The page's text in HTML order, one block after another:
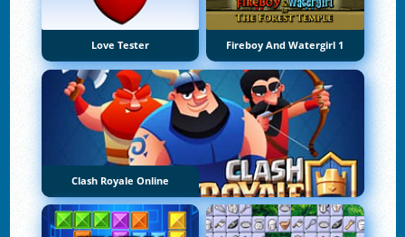
Love Tester Fireboy And Watergirl 1
Clash Royale Online